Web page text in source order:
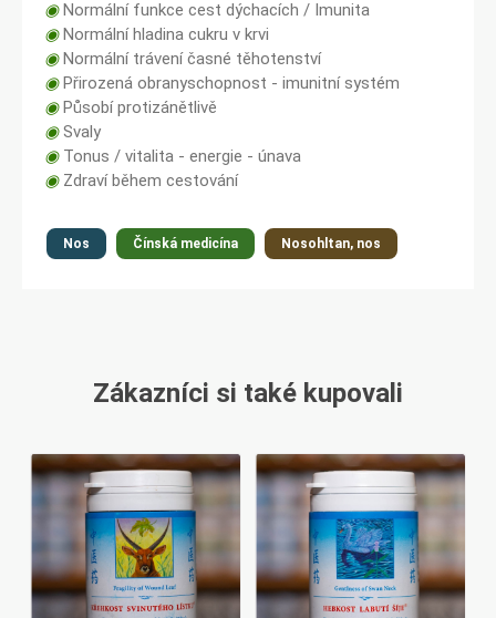
◉Normální funkce cest dýchacích / Imunita
◉Normální hladina cukru v krvi
◉Normální trávení časné těhotenství
◉Přirozená obranyschopnost - imunitní systém
◉Působí protizánětlivě
◉Svaly
◉Tonus / vitalita - energie - únava
◉Zdraví během cestování
Nos Čínská medicína Nosohltan, nos
Zákazníci si také kupovali